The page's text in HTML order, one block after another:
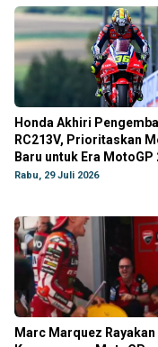
Honda Akhiri
RC213V, Prioritaskan
Baru untuk Era MotoGP
Rabu, 29 Juli 2026
Marc Marquez Rayakan